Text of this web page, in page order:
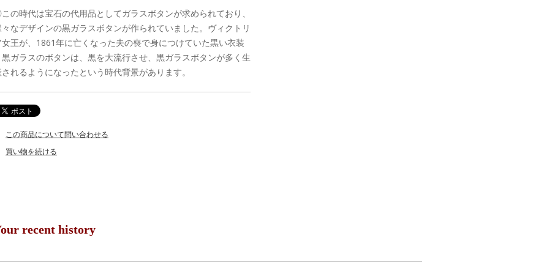
の時代は宝石の代用品としてガラスボタンが求められており、
なデザインの黒ガラスボタンが作られていました。ヴィクトリ
王が、1861年に亡くなった夫の喪で身につけていた黒い衣装
ガラスのボタンは、黒を大流行させ、黒ガラスボタンが多く生
れるようになったという時代背景があります。
この商品について問い合わせる
買い物を続ける
recent history